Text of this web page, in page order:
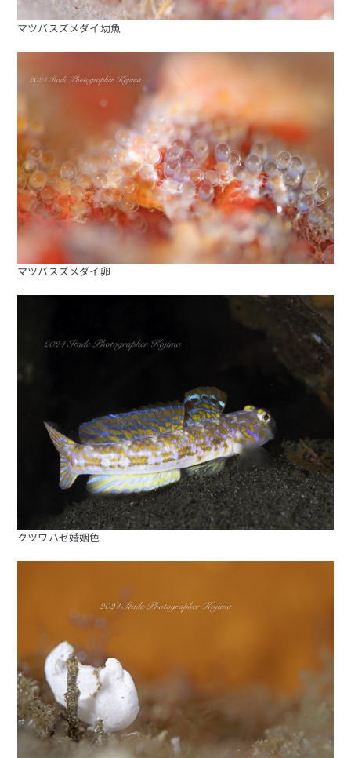
マツバスズメダイ幼魚
マツバスズメダイ卵
クツワハゼ婚姻色
予約する